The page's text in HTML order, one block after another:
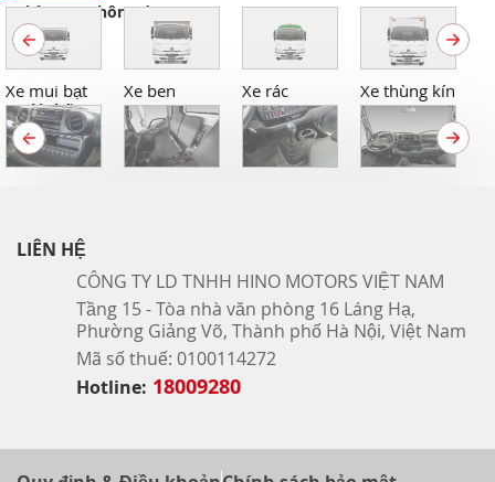
Thùng xe thông dụng
Xe mui bạt Xe ben Xe rác Xe thùng kín
Nội thất
LIÊN HỆ
CÔNG TY LD TNHH HINO MOTORS VIỆT NAM
Tầng 15 - Tòa nhà văn phòng 16 Láng Hạ,
Phường Giảng Võ, Thành phố Hà Nội, Việt Nam
Mã số thuế: 0100114272
Hotline: 18009280